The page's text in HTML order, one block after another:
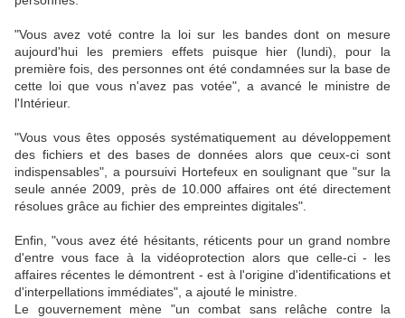
"Vous avez voté contre la loi sur les bandes dont on mesure
aujourd'hui les premiers effets puisque hier (lundi), pour la
première fois, des personnes ont été condamnées sur la base de
cette loi que vous n'avez pas votée", a avancé le ministre de
l'Intérieur.
"Vous vous êtes opposés systématiquement au développement
des fichiers et des bases de données alors que ceux-ci sont
indispensables", a poursuivi Hortefeux en soulignant que "sur la
seule année 2009, près de 10.000 affaires ont été directement
résolues grâce au fichier des empreintes digitales".
Enfin, "vous avez été hésitants, réticents pour un grand nombre
d'entre vous face à la vidéoprotection alors que celle-ci - les
affaires récentes le démontrent - est à l'origine d'identifications et
d'interpellations immédiates", a ajouté le ministre.
Le gouvernement mène "un combat sans relâche contre la